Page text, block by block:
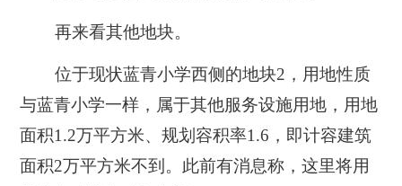
再来看其他地块。
位于现状蓝青小学西侧的地块2 ，用地性质
与蓝青小学一样，属于其他服务设施用地，用地
面积1.2万平方米、规划容积率1.6，即计容建筑
面积2万平方米不到。此前有消息称，这里将用